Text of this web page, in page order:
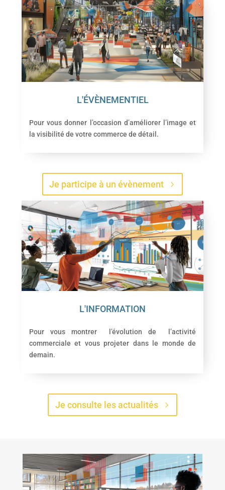
L'ÉVÈNEMENTIEL
Pour vous donner l’occasion d’améliorer l’image et
la visibilité de votre commerce de détail.
Je participe à un évènement
L'INFORMATION
Pour vous montrer l’évolution de l’activité
commerciale et vous projeter dans le monde de
demain.
Je consulte les actualités